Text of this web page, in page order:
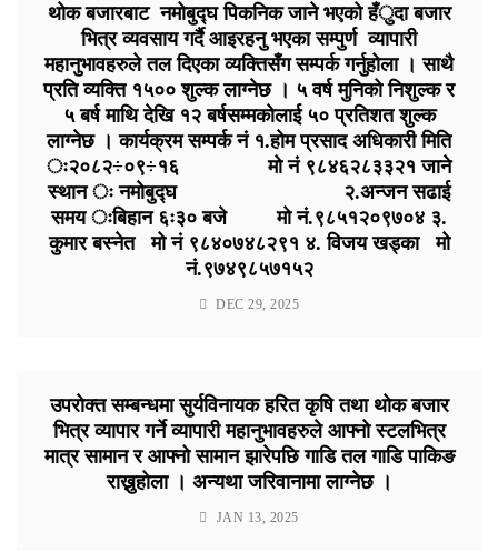
थोक बजारबाट नमोबुद्घ पिकनिक जाने भएको हँुदा बजार
भित्र व्यवसाय गर्दै आइरहनु भएका सम्पुर्ण व्यापारी
महानुभावहरुले तल दिएका व्यक्तिसँग सम्पर्क गर्नुहोला । साथै
प्रति व्यक्ति १५०० शुल्क लाग्नेछ । ५ वर्ष मुनिको निशुल्क र
५ बर्ष माथि देखि १२ बर्षसम्मकोलाई ५० प्रतिशत शुल्क
लाग्नेछ । कार्यक्रम सम्पर्क नं १.होम प्रसाद अधिकारी मिति
ः२०८२÷०९÷१६ मो नं ९८४६२८३३२१ जाने
स्थान ः नमोबुद्घ २.अन्जन सढाई
समय ःबिहान ६ः३० बजे मो नं.९८५१२०९७०४ ३.
कुमार बस्नेत मो नं ९८४०७४८२९१ ४. विजय खड्का मो
नं.९७४९८५७१५२
DEC 29, 2025
उपरोक्त सम्बन्धमा सुर्यविनायक हरित कृषि तथा थोक बजार
भित्र व्यापार गर्ने व्यापारी महानुभावहरुले आफ्नो स्टलभित्र
मात्र सामान र आफ्नो सामान झारेपछि गाडि तल गाडि पाकिङ
राख्नुहोला । अन्यथा जरिवानामा लाग्नेछ ।
JAN 13, 2025